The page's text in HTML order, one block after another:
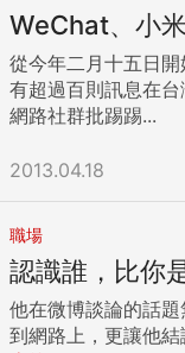
WeChat、小
從今年二月十五日
有超過百則訊息在
網路社群批踢踢...
2013.04.18
職場
認識誰，比你
他在微博談論的話
到網路上，更讓他